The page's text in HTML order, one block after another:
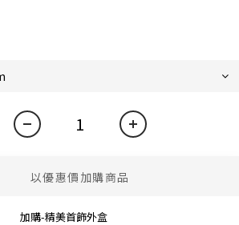
以優惠價加購商品
加購-精美首飾外盒